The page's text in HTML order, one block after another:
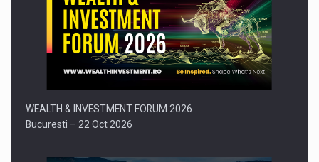
Comunicat de presa: Joburile part-time reincep sa intre pe…
WEALTH & INVESTMENT FORUM 2026
Bucuresti – 22 Oct 2026